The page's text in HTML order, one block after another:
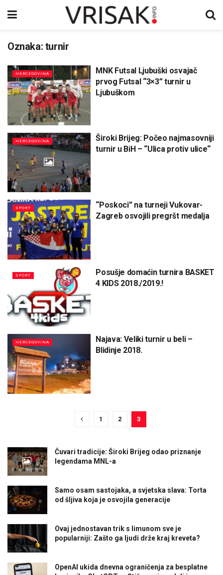
Oznaka: turnir
HERCEGOVINA
MNK Futsal Ljubuški osvajač
prvog Futsal “3×3” turnir u
Ljubuškom
HERCEGOVINA
Široki Brijeg: Počeo najmasovniji
turnir u BiH – “Ulica protiv ulice“
SPORT
“Poskoci” na turneji Vukovar-
Zagreb osvojili pregršt medalja
SPORT
Posušje domaćin turnira BASKET
4 KIDS 2018./2019.!
HERCEGOVINA
Najava: Veliki turnir u beli –
Blidinje 2018.
1 2 3
Čuvari tradicije: Široki Brijeg odao priznanje
legendama MNL-a
Samo osam sastojaka, a svjetska slava: Torta
od šljiva koja je osvojila generacije
Ovaj jednostavan trik s limunom sve je
popularniji: Zašto ga ljudi drže kraj kreveta?
OpenAI ukida dnevna ograničenja za besplatne